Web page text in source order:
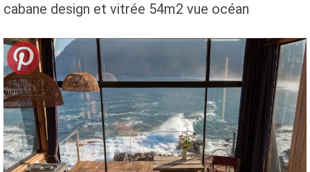
cabane design et vitrée 54m2 vue océan